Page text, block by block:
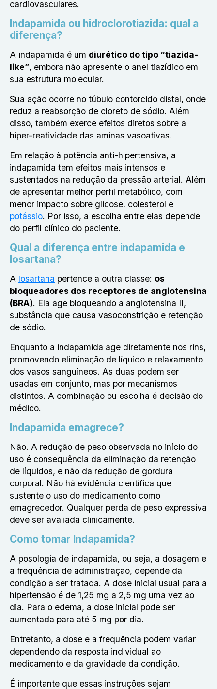
cardiovasculares.
Indapamida ou hidroclorotiazida: qual a
diferença?
A indapamida é um diurético do tipo “tiazida-
like”, embora não apresente o anel tiazídico em
sua estrutura molecular.
Sua ação ocorre no túbulo contorcido distal, onde
reduz a reabsorção de cloreto de sódio. Além
disso, também exerce efeitos diretos sobre a
hiper-reatividade das aminas vasoativas.
Em relação à potência anti-hipertensiva, a
indapamida tem efeitos mais intensos e
sustentados na redução da pressão arterial. Além
de apresentar melhor perfil metabólico, com
menor impacto sobre glicose, colesterol e
potássio. Por isso, a escolha entre elas depende
do perfil clínico do paciente.
Qual a diferença entre indapamida e
losartana?
A losartana pertence a outra classe: os
bloqueadores dos receptores de angiotensina
(BRA). Ela age bloqueando a angiotensina II,
substância que causa vasoconstrição e retenção
de sódio.
Enquanto a indapamida age diretamente nos rins,
promovendo eliminação de líquido e relaxamento
dos vasos sanguíneos. As duas podem ser
usadas em conjunto, mas por mecanismos
distintos. A combinação ou escolha é decisão do
médico.
Indapamida emagrece?
Não. A redução de peso observada no início do
uso é consequência da eliminação da retenção
de líquidos, e não da redução de gordura
corporal. Não há evidência científica que
sustente o uso do medicamento como
emagrecedor. Qualquer perda de peso expressiva
deve ser avaliada clinicamente.
Como tomar Indapamida?
A posologia de indapamida, ou seja, a dosagem e
a frequência de administração, depende da
condição a ser tratada. A dose inicial usual para a
hipertensão é de 1,25 mg a 2,5 mg uma vez ao
dia. Para o edema, a dose inicial pode ser
aumentada para até 5 mg por dia.
Entretanto, a dose e a frequência podem variar
dependendo da resposta individual ao
medicamento e da gravidade da condição.
É importante que essas instruções sejam